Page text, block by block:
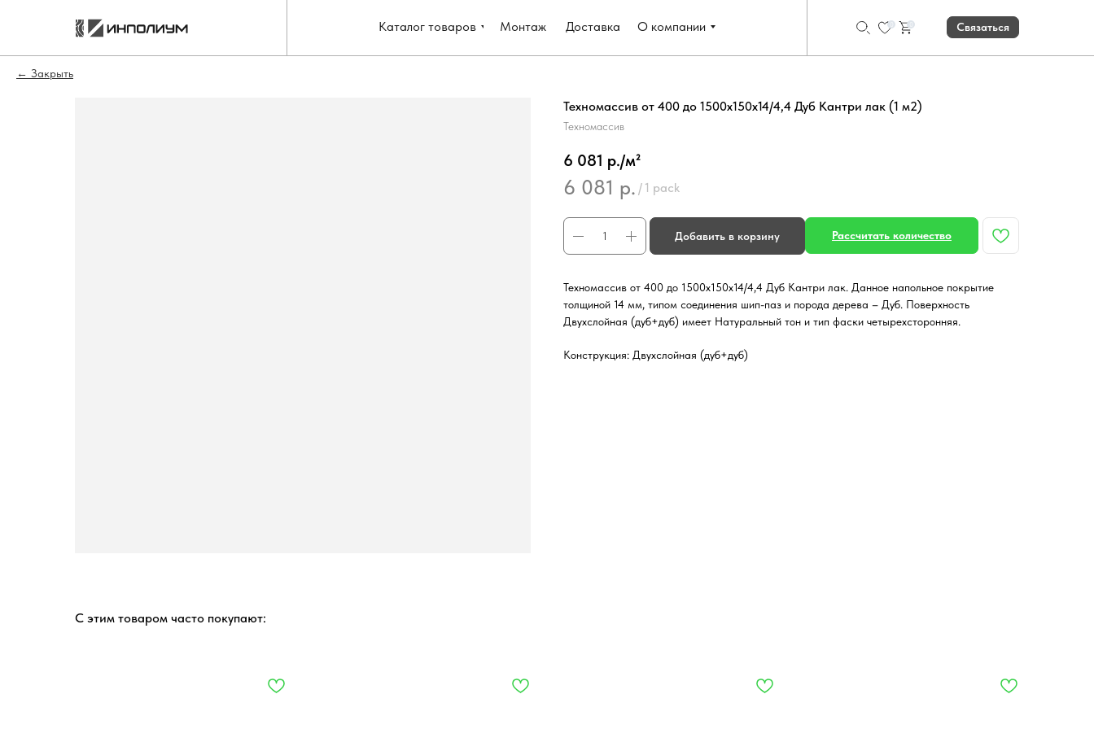
Связаться
Каталог товаров Монтаж Доставка О компании
Закрыть
Техномассив от 400 до 1500х150х14/4,4 Дуб Кантри лак (1 м2)
Техномассив
6 081 р./м²
6 081 р. / 1 pack
Добавить в корзину Рассчитать количество
Техномассив от 400 до 1500х150х14/4,4 Дуб Кантри лак. Данное напольное покрытие
толщиной 14 мм, типом соединения шип-паз и порода дерева – Дуб. Поверхность
Двухслойная (дуб+дуб) имеет Натуральный тон и тип фаски четырехсторонняя.
Конструкция: Двухслойная (дуб+дуб)
С этим товаром часто покупают: